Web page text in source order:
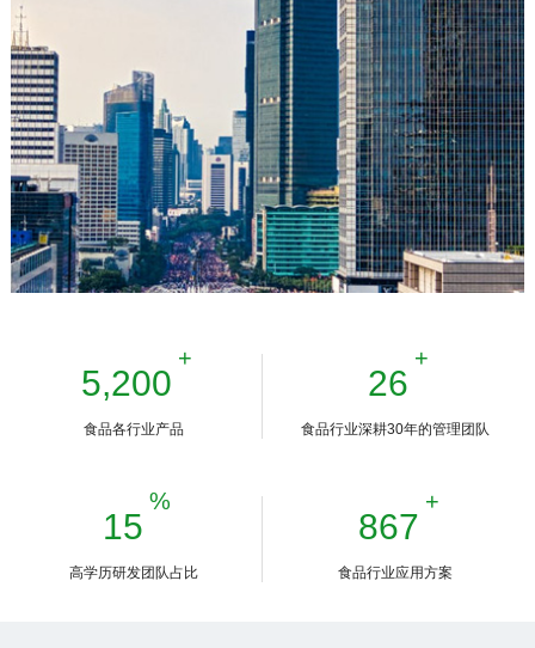
6,000
+
食品各行业产品
30
+
食品行业深耕30年的管理团队
17
%
高学历研发团队占比
1000
+
食品行业应用方案